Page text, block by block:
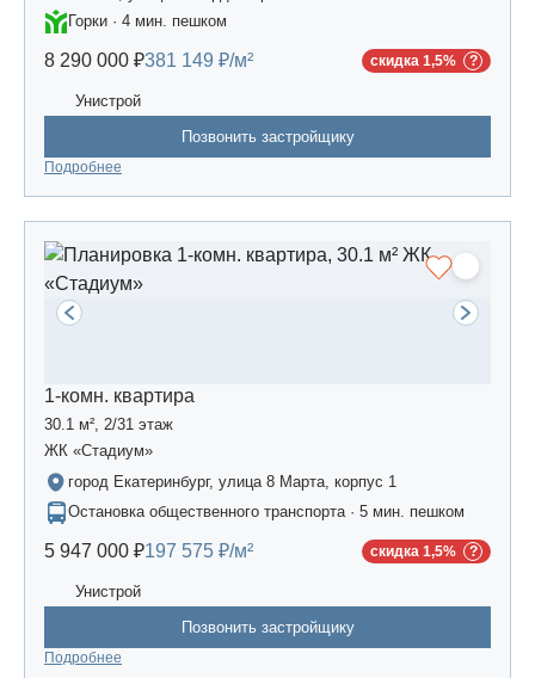
Горки · 4 мин. пешком
8 290 000 ₽381 149 ₽/м² скидка 1,5%
Унистрой
Позвонить застройщику
Подробнее
1-комн. квартира
30.1 м², 2/31 этаж
ЖК «Стадиум»
город Екатеринбург, улица 8 Марта, корпус 1
Остановка общественного транспорта · 5 мин. пешком
5 947 000 ₽197 575 ₽/м² скидка 1,5%
Унистрой
Позвонить застройщику
Подробнее